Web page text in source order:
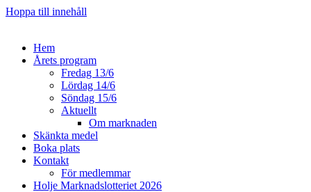
Hoppa till innehåll
Hem
Årets program
Fredag 13/6
Lördag 14/6
Söndag 15/6
Aktuellt
Om marknaden
Skänkta medel
Boka plats
Kontakt
För medlemmar
Holje Marknadslotteriet 2026